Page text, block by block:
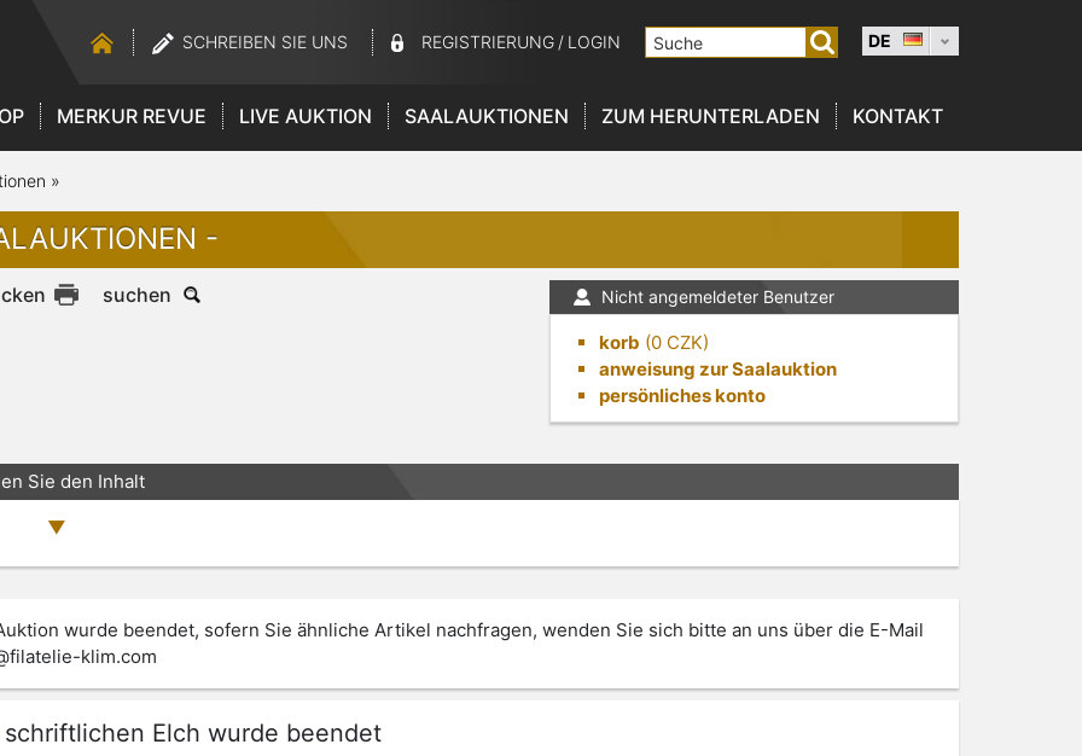
SCHREIBEN SIE UNS REGISTRIERUNG / LOGIN DE
MERKUR REVUE LIVE AUKTION SAALAUKTIONEN ZUM HERUNTERLADEN KONTAKT
»
-
Nicht angemeldeter Benutzer
korb (0 CZK)
anweisung zur Saalauktion
persönliches konto
suchen
Sie den Inhalt
wurde beendet, sofern Sie ähnliche Artikel nachfragen, wenden Sie sich bitte an uns über die E-Mail
klim.com
schriftlichen Elch wurde beendet